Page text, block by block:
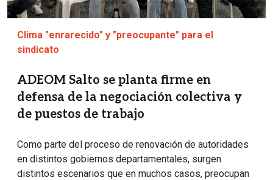
Clima "enrarecido" y "preocupante" para el
sindicato
ADEOM Salto se planta firme en
defensa de la negociación colectiva y
de puestos de trabajo
Como parte del proceso de renovación de autoridades
en distintos gobiernos departamentales, surgen
distintos escenarios que en muchos casos, preocupan